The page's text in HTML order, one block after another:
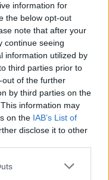
information for
the below opt-out
note that after your
continue seeing
information utilized by
third parties prior to
of the further
by third parties on the
information may
on the IAB’s List of
disclose it to other
one or more Google
-
Δημόσιες